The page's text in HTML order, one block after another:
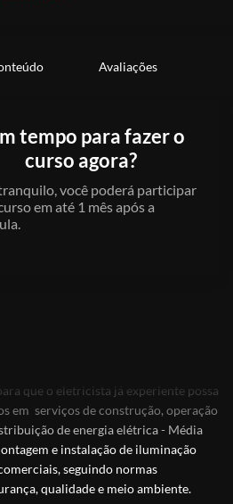
Avaliações
tempo para fazer o
curso agora?
você poderá participar
em até 1 mês após a
que o eletricista já experiente possa
em serviços de construção, operação
de energia elétrica - Média
e instalação de iluminação
seguindo normas
qualidade e meio ambiente.